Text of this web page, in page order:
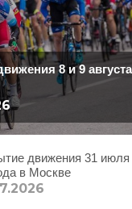
8 и 9
движения 31 июля
в Москве